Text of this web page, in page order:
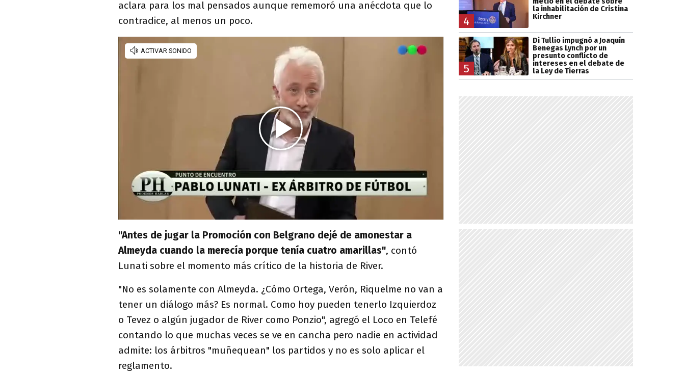
aclara para los mal pensados aunque rememoró una anécdota que lo
contradice, al menos un poco.
"Antes de jugar la Promoción con Belgrano dejé de amonestar a
Almeyda cuando la merecía porque tenía cuatro amarillas", contó
Lunati sobre el momento más crítico de la historia de River.
"No es solamente con Almeyda. ¿Cómo Ortega, Verón, Riquelme no van a
tener un diálogo más? Es normal. Como hoy pueden tenerlo Izquierdoz
o Tevez o algún jugador de River como Ponzio", agregó el Loco en Telefé
contando lo que muchas veces se ve en cancha pero nadie en actividad
admite: los árbitros "muñequean" los partidos y no es solo aplicar el
reglamento.
4
la inhabilitación de Cristina
Kirchner
5
Di Tullio impugnó a Joaquín
Benegas Lynch por un
presunto conflicto de
intereses en el debate de
la Ley de Tierras